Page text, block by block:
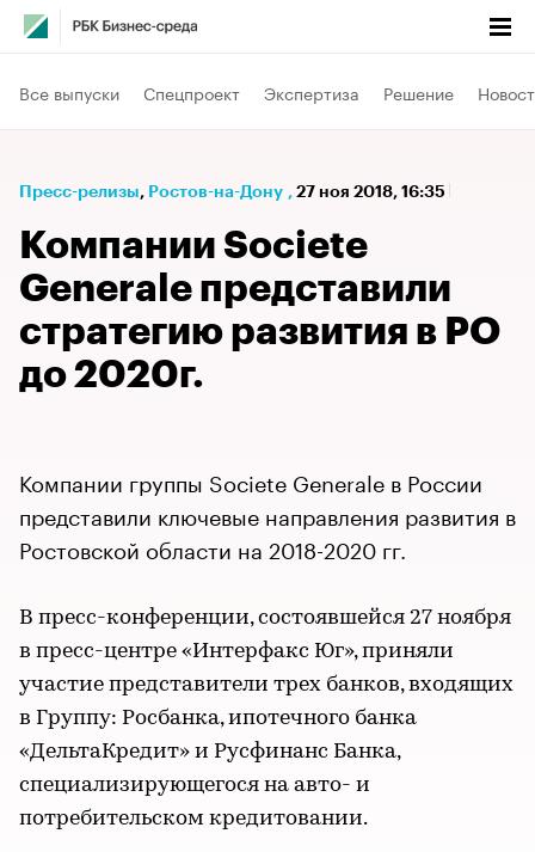
Все выпуски Спецпроект Экспертиза Решение
Пресс-релизы⁠, Ростов-на-Дону , 27 ноя 2018, 16:35
Компании Societe
Generale представили
стратегию развития в РО
до 2020г.
Компании группы Societe Generale в России
представили ключевые направления развития в
Ростовской области на 2018-2020 гг.
В пресс-конференции, состоявшейся 27 ноября
в пресс-центре «Интерфакс Юг», приняли
участие представители трех банков, входящих
в Группу: Росбанка, ипотечного банка
«ДельтаКредит» и Русфинанс Банка,
специализирующегося на авто- и
потребительском кредитовании.